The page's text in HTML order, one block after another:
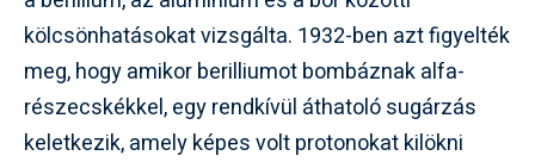
kölcsönhatásokat vizsgálta. 1932-ben azt figyelték
meg, hogy amikor berilliumot bombáznak alfa-
részecskékkel, egy rendkívül áthatoló sugárzás
keletkezik, amely képes volt protonokat kilökni